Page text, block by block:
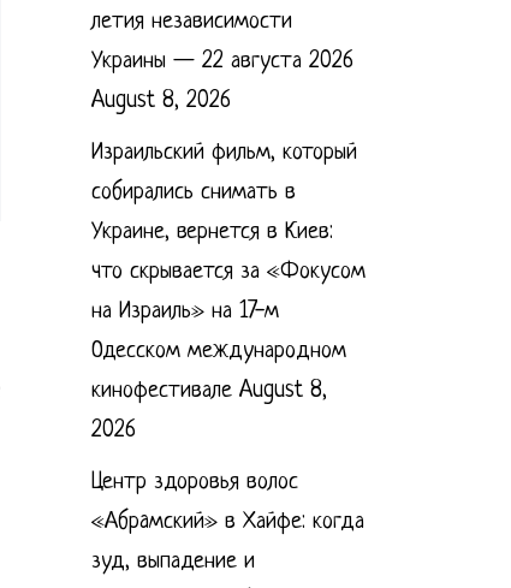
летия независимости
Украины — 22 августа 2026
August 8, 2026
Израильский фильм, который
собирались снимать в
Украине, вернется в Киев:
что скрывается за «Фокусом
на Израиль» на 17-м
Одесском международном
кинофестивале August 8,
2026
Центр здоровья волос
«Абрaмский» в Хайфе: когда
зуд, выпадение и